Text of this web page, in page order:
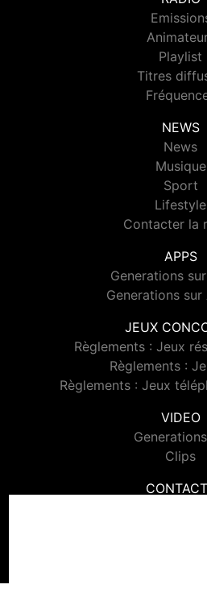
Playlist
Titres
NEWS
News
Musique
Sport
Lifestyle
Contacter la
APPS
Generations
Generations
JEUX
Règlements : Jeux
Règlements :
Règlements : Jeux
VIDEO
Clips